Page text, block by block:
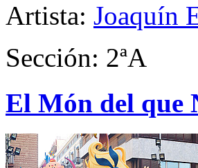
Artista: Joaquín
Sección: 2ªA
El Món del que